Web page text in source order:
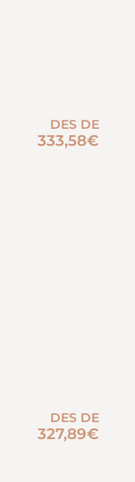
DES DE
333,58€
DES DE
327,89€